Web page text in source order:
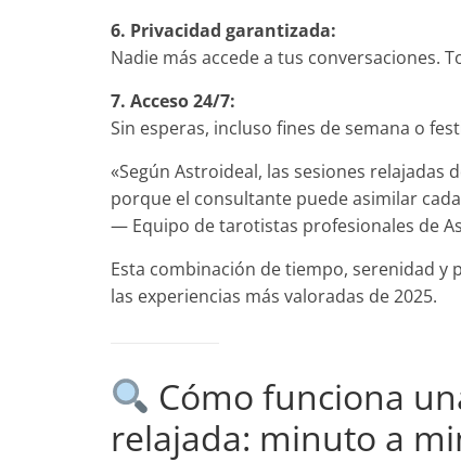
6. Privacidad garantizada:
Nadie más accede a tus conversaciones.
7. Acceso 24/7:
Sin esperas, incluso fines de semana o
«Según Astroideal, las sesiones
porque el consultante puede asimilar
— Equipo de tarotistas profesionales de
Esta combinación de tiempo, serenidad
las experiencias más valoradas de 2025.
Cómo funciona
relajada: minuto a